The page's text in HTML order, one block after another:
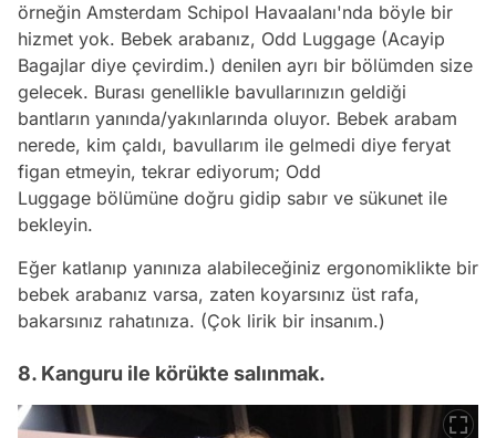
örneğin Amsterdam Schipol Havaalanı'nda böyle bir
hizmet yok. Bebek arabanız, Odd Luggage (Acayip
Bagajlar diye çevirdim.) denilen ayrı bir bölümden size
gelecek. Burası genellikle bavullarınızın geldiği
bantların yanında/yakınlarında oluyor. Bebek arabam
nerede, kim çaldı, bavullarım ile gelmedi diye feryat
figan etmeyin, tekrar ediyorum; Odd
Luggage bölümüne doğru gidip sabır ve sükunet ile
bekleyin.
Eğer katlanıp yanınıza alabileceğiniz ergonomiklikte bir
bebek arabanız varsa, zaten koyarsınız üst rafa,
bakarsınız rahatınıza. (Çok lirik bir insanım.)
8. Kanguru ile körükte salınmak.